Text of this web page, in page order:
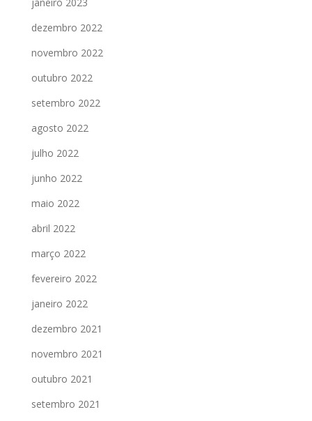
dezembro 2022
novembro 2022
outubro 2022
setembro 2022
agosto 2022
julho 2022
junho 2022
maio 2022
abril 2022
março 2022
fevereiro 2022
janeiro 2022
dezembro 2021
novembro 2021
outubro 2021
setembro 2021